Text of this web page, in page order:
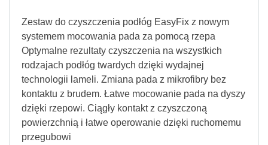
Zestaw do czyszczenia podłóg EasyFix z nowym
systemem mocowania pada za pomocą rzepa
Optymalne rezultaty czyszczenia na wszystkich
rodzajach podłóg twardych dzięki wydajnej
technologii lameli. Zmiana pada z mikrofibry bez
kontaktu z brudem. Łatwe mocowanie pada na dyszy
dzięki rzepowi. Ciągły kontakt z czyszczoną
powierzchnią i łatwe operowanie dzięki ruchomemu
przegubowi